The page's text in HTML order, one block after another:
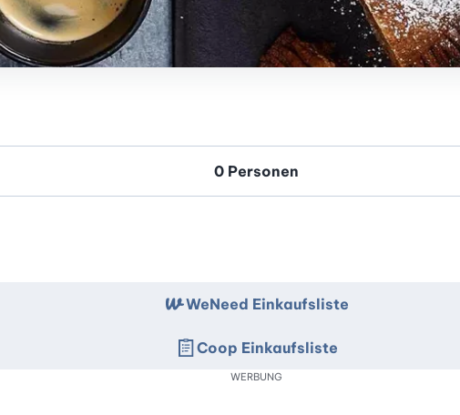
WeNeed Einkaufsliste
Coop Einkaufsliste
WERBUNG